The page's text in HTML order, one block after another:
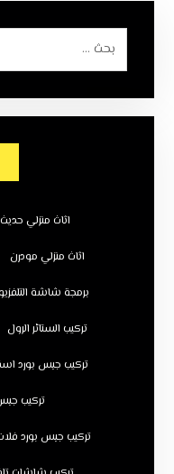
اثاث منزلي حديث
اثاث منزلي مودرن
برمجة شاشة
تركيب الستائر الرول
تركيب جبس بورد
تركيب
تركيب جبس بورد